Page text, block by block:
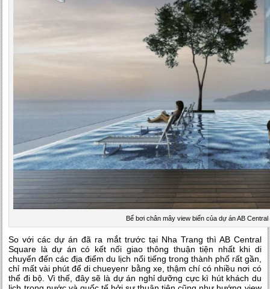
Bể bơi chân mây view biển của dự án AB Central
So với các dự án đã ra mắt trước tại Nha Trang thì AB Central
Square là dự án có kết nối giao thông thuận tiện nhất khi di
chuyển đến các địa điểm du lịch nổi tiếng trong thành phố rất gần,
chỉ mất vài phút để di chueyenr bằng xe, thậm chí có nhiều nơi có
thể đi bộ. Vì thế, đây sẽ là dự án nghỉ dưỡng cực kì hút khách du